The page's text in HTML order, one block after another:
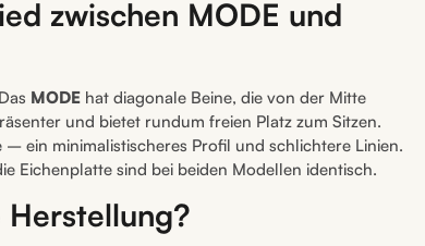
zwischen MODE und
MODE hat diagonale Beine, die von der Mitte
und bietet rundum freien Platz zum Sitzen.
– ein minimalistischeres Profil und schlichtere Linien.
Eichenplatte sind bei beiden Modellen identisch.